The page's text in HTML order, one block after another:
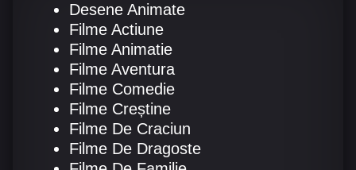
Desene Animate
Filme Actiune
Filme Animatie
Filme Aventura
Filme Comedie
Filme Creștine
Filme De Craciun
Filme De Dragoste